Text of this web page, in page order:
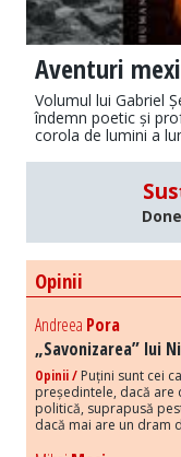
Aventuri
Volumul lui Gabriel
îndemn poetic și
corola de lumini a
Opinii
Andreea Pora
„Savonizarea” lui
Opinii / Puțini sunt cei
președintele, dacă are
politică, suprapusă
dacă mai are un dram